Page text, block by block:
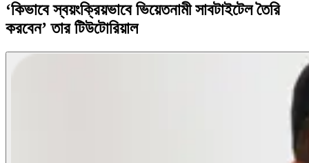
‘কিভাবে স্বয়ংক্রিয়ভাবে ভিয়েতনামী সাবটাইটেল তৈরি
করবেন’ তার টিউটোরিয়াল